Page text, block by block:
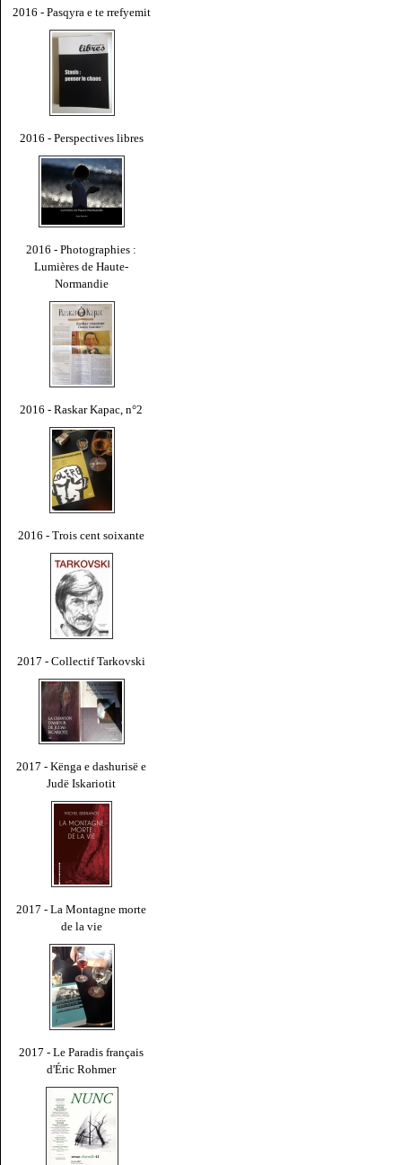
2016 - Pasqyra e te rrefyemit
2016 - Perspectives libres
2016 - Photographies :
Lumières de Haute-
Normandie
2016 - Raskar Kapac, n°2
2016 - Trois cent soixante
2017 - Collectif Tarkovski
2017 - Kënga e dashurisë e
Judë Iskariotit
2017 - La Montagne morte
de la vie
2017 - Le Paradis français
d'Éric Rohmer